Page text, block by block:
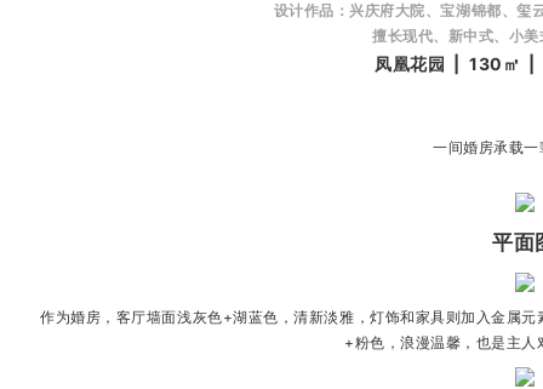
设计作品：兴庆府大院、宝湖锦都、玺
擅长现代、新中式、小
凤凰花园 | 130㎡ |
一间婚房承载
平面
作为婚房，客厅墙面浅灰色+湖蓝色，清新淡雅，灯饰和家具则加入金属
+粉色，浪漫温馨，也是主